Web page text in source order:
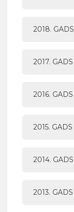
2018. GADS
2017. GADS
2016. GADS
2015. GADS
2014. GADS
2013. GADS